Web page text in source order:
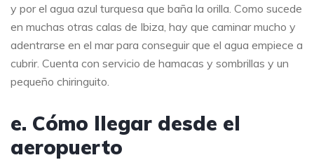
y por el agua azul turquesa que baña la orilla. Como sucede
en muchas otras calas de Ibiza, hay que caminar mucho y
adentrarse en el mar para conseguir que el agua empiece a
cubrir. Cuenta con servicio de hamacas y sombrillas y un
pequeño chiringuito.
e. Cómo llegar desde el
aeropuerto